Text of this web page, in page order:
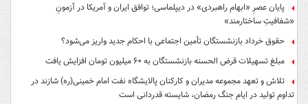
پایان عصرِ «ابهام راهبردی» در دیپلماسی؛ توافق ایران و آمریکا در آزمونِ
«شفافیتِ ساختارمند»
حقوق خرداد بازنشستگان تأمین اجتماعی با احکام جدید واریز می‌شود؟
مبلغ تسهیلات قرض الحسنه بازنشستگان به ۶۰ میلیون تومان افزایش یافت
تلاش و تعهد مجموعه مدیران و کارکنان پالایشگاه نفت امام خمینی(ره) شازند در
تداوم تولید در ایام جنگ رمضان، شایسته قدردانی است